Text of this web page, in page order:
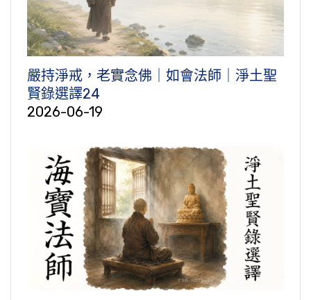
嚴持淨戒，老實念佛｜如會法師｜淨土聖
賢錄選譯24
2026-06-19